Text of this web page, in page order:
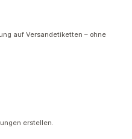
auf Versandetiketten – ohne
erstellen.